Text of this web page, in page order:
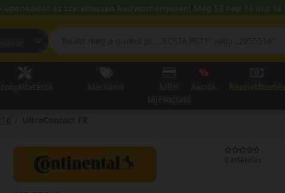
kuponkódot és szereltessen kedvezményesen! Még 53 nap 16 óra
0 értékelés